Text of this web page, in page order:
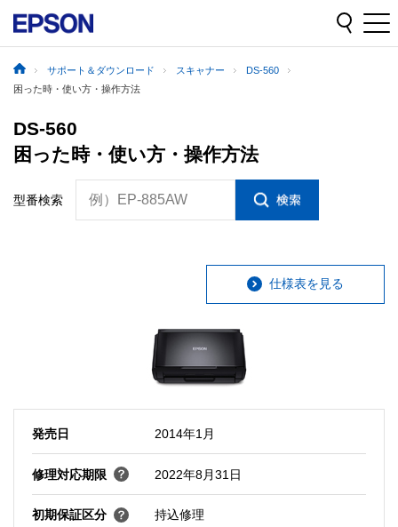
サポート＆ダウンロード スキャナー
DS-560
困った時・使い方・操作方法
DS-560
困った時・使い方・操作方法
型番検索 例）EP-885AW
仕様表を見る
発売日 2014年1月
修理対応期限 2022年8月31日
初期保証区分 持込修理